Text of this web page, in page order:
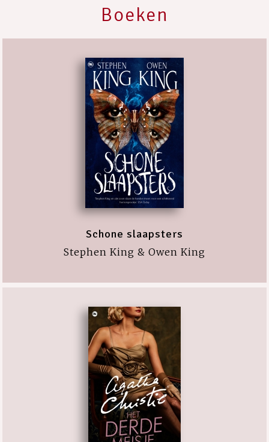
Boeken
Schone slaapsters
Stephen King & Owen King